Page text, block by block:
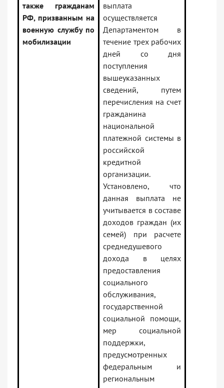
также гражданам
РФ, призванным на
военную службу по
мобилизации
выплата
осуществляется
Департаментом в
течение трех рабочих
дней со дня
поступления
вышеуказанных
сведений, путем
перечисления на счет
гражданина
национальной
платежной системы в
российской
кредитной
организации.
Установлено, что
данная выплата не
учитывается в составе
доходов граждан (их
семей) при расчете
среднедушевого
дохода в целях
предоставления
социального
обслуживания,
государственной
социальной помощи,
мер социальной
поддержки,
предусмотренных
федеральным и
региональным